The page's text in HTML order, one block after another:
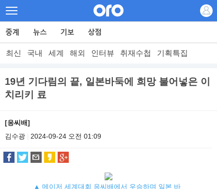
최신 국내 세계 해외 인터뷰 취재수첩 기획특집
19년 기다림의 끝, 일본바둑에 희망 불어넣은 이
치리키 료
[응씨배]
김수광
2024-09-24 오전 01:09
▲ 메이저 세계대회 응씨배에서 우승하며 일본 바